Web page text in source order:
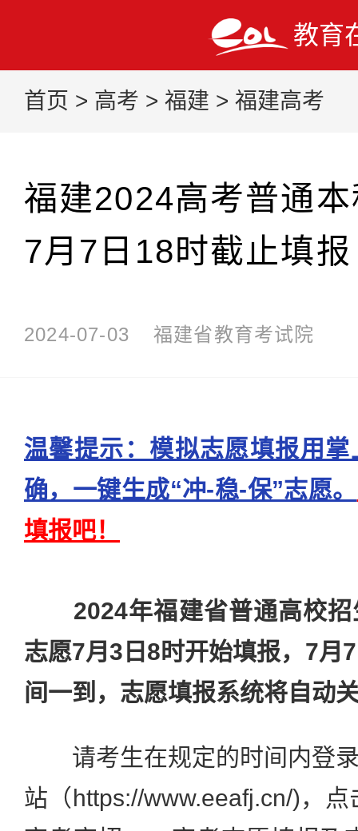
教育
首页 > 高考 > 福建 > 福建高考
福建2024高考普通
7月7日18时截止填报
2024-07-03 福建省教育考试院
温馨提示：模拟志愿填报用
确，一键生成“冲-稳-保”志愿。
填报吧！
2024年福建省普通高校招
志愿7月3日8时开始填报，7月
间一到，志愿填报系统将自动
请考生在规定的时间内登录
站（https://www.eeafj.cn/)，